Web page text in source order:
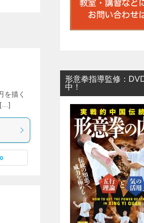
描く
[…]
0
形意拳指導監修：
中！